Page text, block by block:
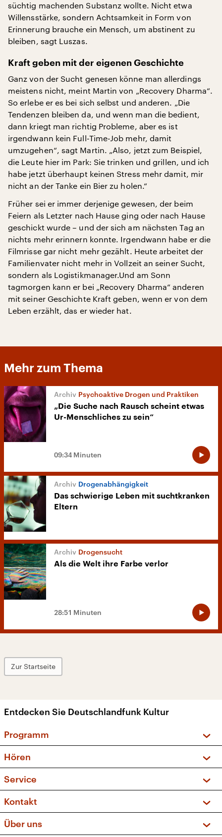
süchtig machenden Substanz wollte. Nicht etwa
Willensstärke, sondern Achtsamkeit in Form von
Erinnerung brauche ein Mensch, um abstinent zu
bleiben, sagt Luszas.
Kraft geben mit der eigenen Geschichte
Ganz von der Sucht genesen könne man allerdings
meistens nicht, meint Martin von „Recovery Dharma“.
So erlebe er es bei sich selbst und anderen. „Die
Tendenzen bleiben da, und wenn man die bedient,
dann kriegt man richtig Probleme, aber es ist
irgendwann kein Full-Time-Job mehr, damit
umzugehen“, sagt Martin. „Also, jetzt zum Beispiel,
die Leute hier im Park: Sie trinken und grillen, und ich
habe jetzt überhaupt keinen Stress mehr damit, mir
nicht an der Tanke ein Bier zu holen.“
Früher sei er immer derjenige gewesen, der beim
Feiern als Letzter nach Hause ging oder nach Hause
geschickt wurde – und der sich am nächsten Tag an
nichts mehr erinnern konnte. Irgendwann habe er die
Filmrisse gar nicht mehr gezählt. Heute arbeitet der
Familienvater nicht mehr in Vollzeit an seiner Sucht,
sondern als Logistikmanager.Und am Sonn
tagmorgen kann er bei „Recovery Dharma“ anderen
mit seiner Geschichte Kraft geben, wenn er von dem
Leben erzählt, das er wieder hat.
Mehr zum Thema
Psychoaktive Drogen und Praktiken
„Die Suche nach Rausch scheint etwas
Ur-Menschliches zu sein“
09:34 Minuten
Drogenabhängigkeit
Das schwierige Leben mit suchtkranken
Eltern
Drogensucht
Als die Welt ihre Farbe verlor
28:51 Minuten
Zur Startseite
Entdecken Sie Deutschlandfunk Kultur
Programm
Sendungen und Podcasts
Musikliste
Kakadu – Das Kinderprogramm
Hören
Frequenzen (UKW + DAB+)
Service
FAQ
Apps
Newsletter
Kontakt
Über uns